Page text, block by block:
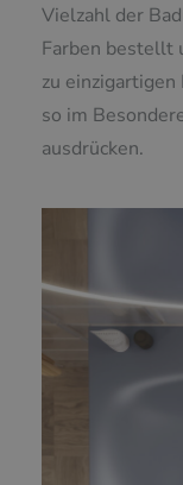
Vielzahl der
Farben bestellt
zu
so im
ausdrücken.